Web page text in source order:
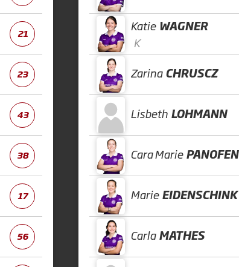
21
23
43
38
17
56
Katie WAGNER
K
Zarina CHRUSCZ
Lisbeth LOHMANN
Cara Marie PANOFEN
Marie EIDENSCHINK
Carla MATHES